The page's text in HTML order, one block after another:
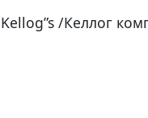
/Келлог